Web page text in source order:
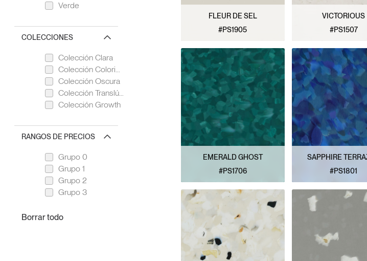
Verde
COLECCIONES
Colección Clara
Colección Colorida
Colección Oscura
Colección Translúcida
Colección Growth
RANGOS DE PRECIOS
Grupo 0
Grupo 1
Grupo 2
Grupo 3
FLEUR DE SEL
#PS1905
VER PATRÓN
VICTORIOUS
#PS1507
VER PATRÓN
EMERALD GHOST
#PS1706
VER PATRÓN
SAPPHIRE
#PS1801
VER PATRÓN